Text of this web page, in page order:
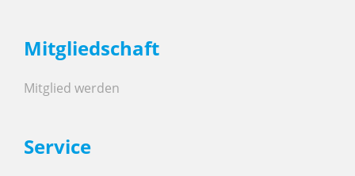
Mitgliedschaft
Mitglied werden
Service